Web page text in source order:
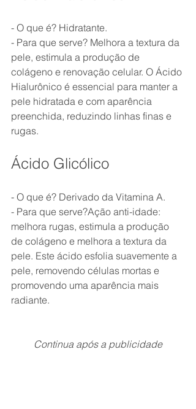
- O que é? Hidratante.
- Para que serve? Melhora a textura da
pele, estimula a produção de
colágeno e renovação celular. O Ácido
Hialurônico é essencial para manter a
pele hidratada e com aparência
preenchida, reduzindo linhas finas e
rugas.
Ácido Glicólico
- O que é? Derivado da Vitamina A.
- Para que serve?Ação anti-idade:
melhora rugas, estimula a produção
de colágeno e melhora a textura da
pele. Este ácido esfolia suavemente a
pele, removendo células mortas e
promovendo uma aparência mais
radiante.
Continua após a publicidade